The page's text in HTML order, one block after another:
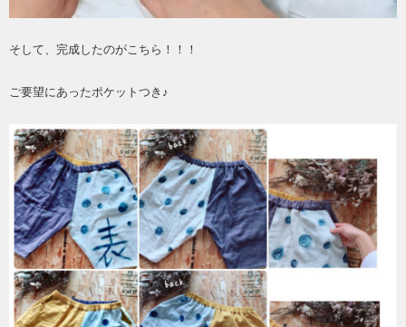
そして、完成したのがこちら！！！
ご要望にあったポケットつき♪